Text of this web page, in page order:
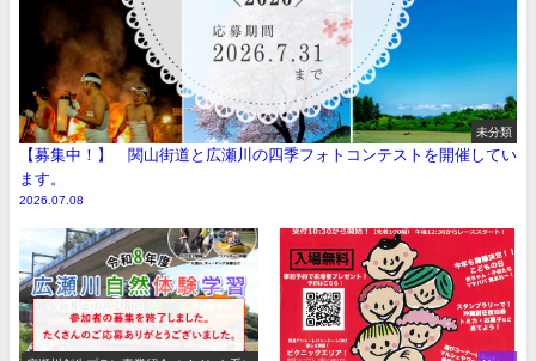
未分類
【募集中！】 関山街道と広瀬川の四季フォトコンテストを開催してい
ます。
2026.07.08